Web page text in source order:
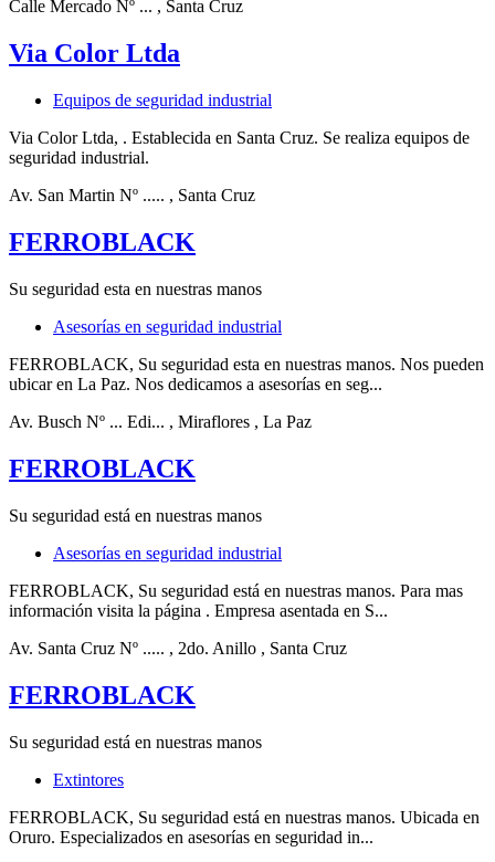
Calle Mercado Nº ... , Santa Cruz
Via Color Ltda
Equipos de seguridad industrial
Via Color Ltda, . Establecida en Santa Cruz. Se realiza equipos de
seguridad industrial.
Av. San Martin Nº ..... , Santa Cruz
FERROBLACK
Su seguridad esta en nuestras manos
Asesorías en seguridad industrial
FERROBLACK, Su seguridad esta en nuestras manos. Nos pueden
ubicar en La Paz. Nos dedicamos a asesorías en seg...
Av. Busch Nº ... Edi... , Miraflores , La Paz
FERROBLACK
Su seguridad está en nuestras manos
Asesorías en seguridad industrial
FERROBLACK, Su seguridad está en nuestras manos. Para mas
información visita la página . Empresa asentada en S...
Av. Santa Cruz Nº ..... , 2do. Anillo , Santa Cruz
FERROBLACK
Su seguridad está en nuestras manos
Extintores
FERROBLACK, Su seguridad está en nuestras manos. Ubicada en
Oruro. Especializados en asesorías en seguridad in...